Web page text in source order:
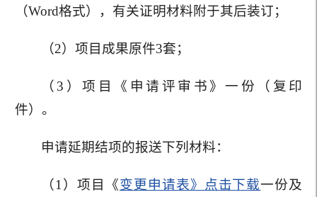
（Word格式），有关证明材料附于其后装订；
（2）项目成果原件3套；
（3）项目《申请评审书》一份（复印
件）。
申请延期结项的报送下列材料：
（1）项目《变更申请表》点击下载一份及